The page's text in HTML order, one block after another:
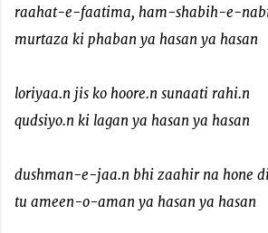
raahat-e-faatima, ham-shabih-e-
murtaza ki phaban ya hasan ya hasan
loriyaa.n jis ko hoore.n sunaati rahi.n
qudsiyo.n ki lagan ya hasan ya hasan
dushman-e-jaa.n bhi zaahir na hone
tu ameen-o-aman ya hasan ya hasan